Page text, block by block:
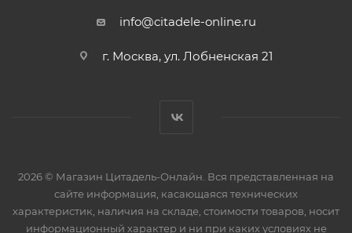
info@citadele-online.ru
г. Москва, ул. Лобненская 21
2026 © Магазин Цитадель-Онлайн. Вся представленная на
сайте информация, касающаяся технических
характеристик, наличия на складе, стоимости товаров, носит
информационный характер и ни при каких условиях не